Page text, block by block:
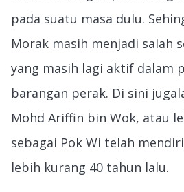
pada suatu masa dulu.
Morak masih menjadi salah
yang masih lagi aktif dalam
barangan perak. Di sini
Mohd Ariffin bin Wok, atau
sebagai Pok Wi telah
lebih kurang 40 tahun lalu.